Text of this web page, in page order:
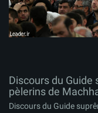
Discours du
pèlerins de
Discours du Guide